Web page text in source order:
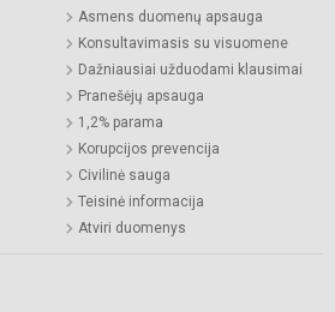
Asmens duomenų apsauga
Konsultavimasis su visuomene
Dažniausiai užduodami klausimai
Pranešėjų apsauga
1,2% parama
Korupcijos prevencija
Civilinė sauga
Teisinė informacija
Atviri duomenys